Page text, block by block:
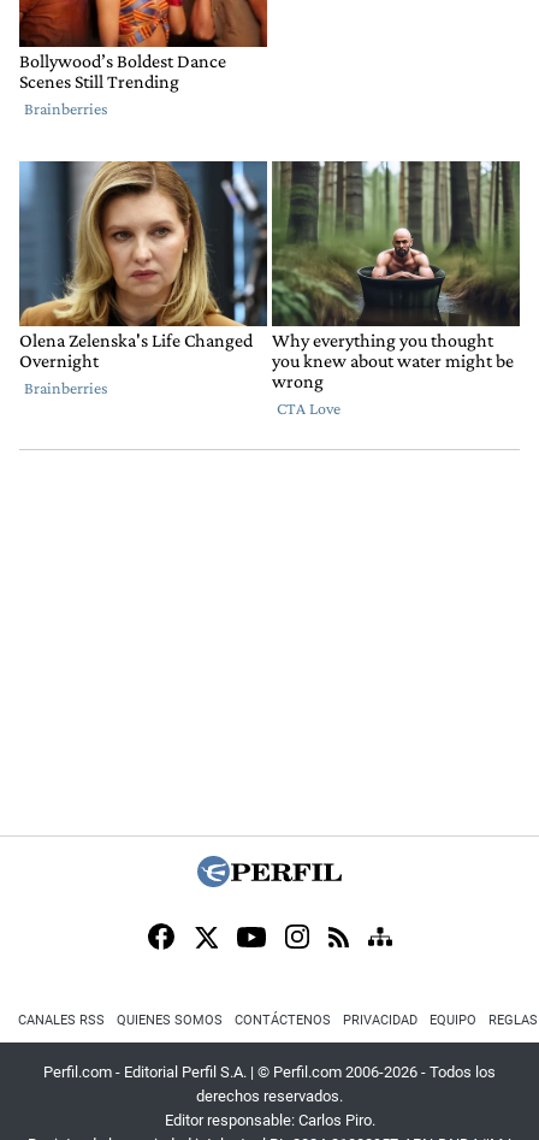
CANALES RSS QUIENES SOMOS CONTÁCTENOS PRIVACIDAD EQUIPO
Perfil.com - Editorial Perfil S.A. | © Perfil.com 2006-2026 - Todos los
derechos reservados.
Editor responsable: Carlos Piro.